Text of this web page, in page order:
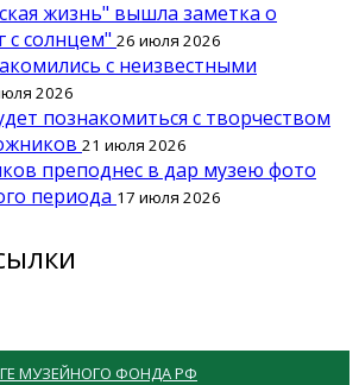
жизнь" вышла заметка о
с солнцем" 26 июля 2026
с неизвестными
2026
познакомиться с творчеством
21 июля 2026
преподнес в дар музею фото
периода 17 июля 2026
МУЗЕЙНОГО ФОНДА РФ